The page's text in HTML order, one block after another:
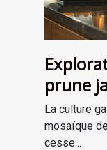
prune
dans la
La culture
mosaïque
cesse...